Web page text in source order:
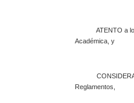
ATENTO a lo
Académica, y
Reglamentos,